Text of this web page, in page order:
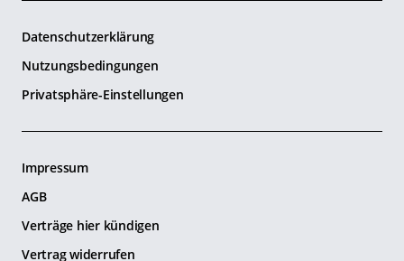
Datenschutzerklärung
Nutzungsbedingungen
Privatsphäre-Einstellungen
Impressum
AGB
Verträge hier kündigen
Vertrag widerrufen